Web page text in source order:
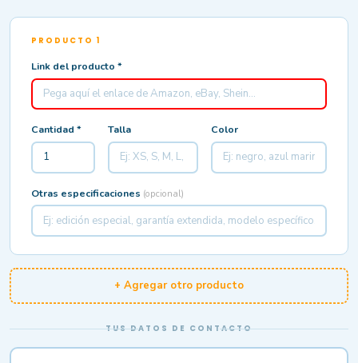
PRODUCTO 1
Link del producto *
Cantidad * Talla Color
Otras especificaciones (opcional)
+ Agregar otro producto
TUS DATOS DE CONTACTO